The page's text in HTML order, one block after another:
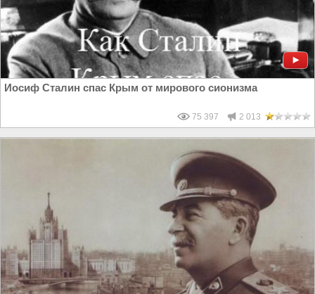
Иосиф Сталин спас Крым от мирового сионизма
75 397 2 013